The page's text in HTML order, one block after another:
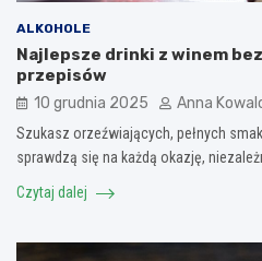
ALKOHOLE
Najlepsze drinki z winem
przepisów
10 grudnia 2025 Anna
Szukasz orzeźwiających, pełnych
sprawdzą się na każdą okazję,
Czytaj dalej